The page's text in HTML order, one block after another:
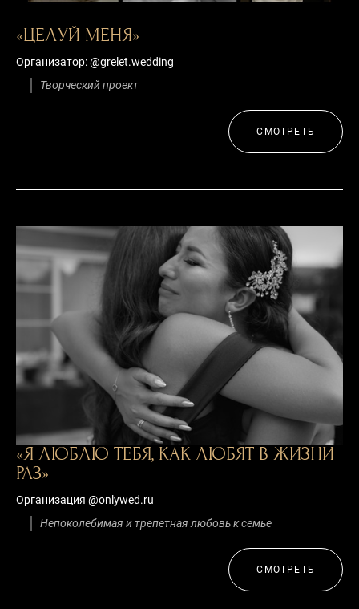
«ЦЕЛУЙ МЕНЯ»
Организатор: @grelet.wedding
Творческийпроект
СМОТРЕТЬ
«Я ЛЮБЛЮ ТЕБЯ, КАК ЛЮБЯТ В ЖИЗНИ
РАЗ»
Организация @onlywed.ru
Непоколебимая и трепетная любовь к семье
СМОТРЕТЬ